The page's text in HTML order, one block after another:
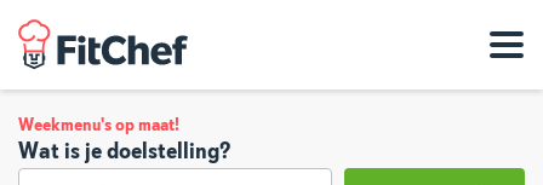
Weekmenu's op maat!
Wat is je doelstelling?